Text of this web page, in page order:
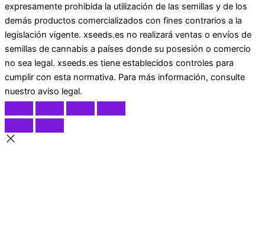
expresamente prohibida la utilización de las semillas y de los
demás productos comercializados con fines contrarios a la
legislación vigente. xseeds.es no realizará ventas o envíos de
semillas de cannabis a países donde su posesión o comercio
no sea legal. xseeds.es tiene establecidos controles para
cumplir con esta normativa. Para más información, consulte
nuestro aviso legal.